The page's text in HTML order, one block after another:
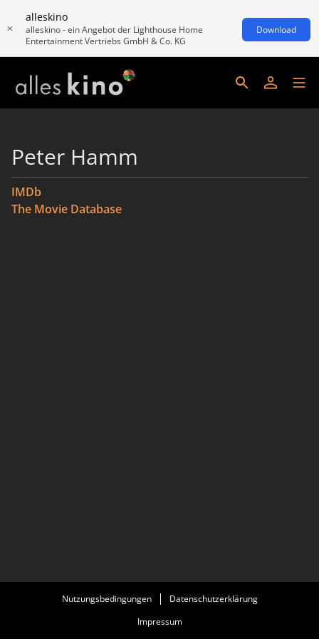
alleskino
alleskino - ein Angebot der Lighthouse Home
Entertainment Vertriebs GmbH & Co. KG
Download
Peter Hamm
IMDb
The Movie Database
Nutzungsbedingungen
Datenschutzerklärung
Impressum